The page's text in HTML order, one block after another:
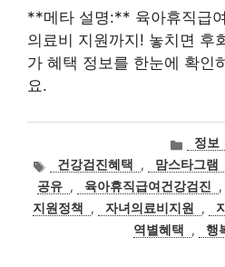
**메타 설명:** 육아휴직급
의료비 지원까지! 놓치면 후
가 혜택 정보를 한눈에 확인
요.
카
테
고
리
정보
태
그
건강검진혜택 , 맘스타그램
공유 , 육아휴직급여건강검진 ,
지원정책
, 자녀의료비지원 ,
역별혜택
, 행